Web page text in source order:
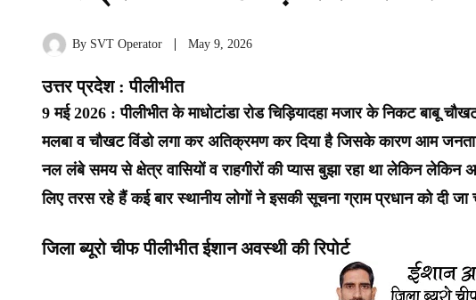
By SVT Operator May 9, 2026
उत्तर प्रदेश : पीलीभीत
9 मई 2026 : पीलीभीत के माधोटांडा रोड चिड़ियादहा मजार के निकट
मलबा व चौखट विंडो लगा कर अतिक्रमण कर दिया है जिसके कारण आम जनता
नल लंबे समय से क्षेत्र वासियों व राहगीरों की प्यास बुझा रहा था लेकिन
लिए तरस रहे हैं कई बार स्थानीय लोगों ने इसकी सूचना ग्राम प्रधान को दी जा
जिला ब्यूरो चीफ पीलीभीत ईशान अवस्थी की रिपोर्ट